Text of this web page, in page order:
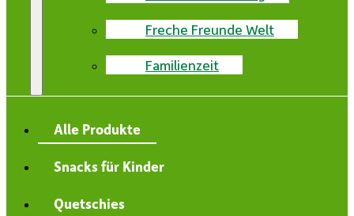
Freche Freunde Welt
Familienzeit
Alle Produkte
Snacks für Kinder
Quetschies